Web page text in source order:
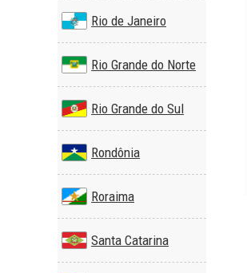
Rio de Janeiro
Rio Grande do Norte
Rio Grande do Sul
Rondônia
Roraima
Santa Catarina